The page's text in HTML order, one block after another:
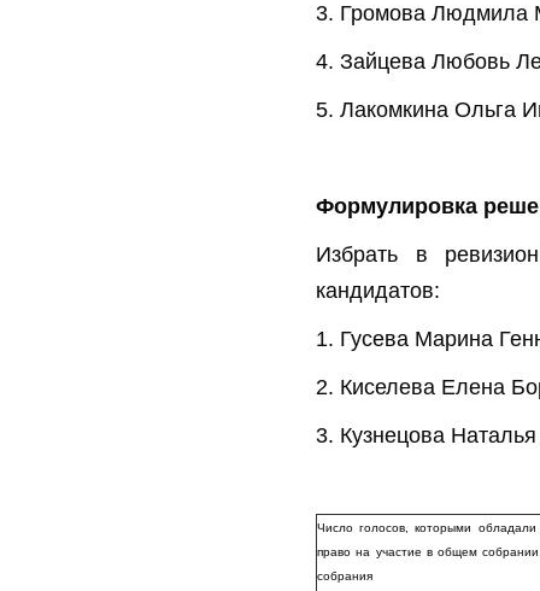
3. Громова Людмила
4. Зайцева Любовь
5. Лакомкина Ольга
Формулировка
Избрать в
кандидатов:
1. Гусева Марина
2. Киселева Елена
3. Кузнецова
Число голосов, которыми
право на участие в общем
собрания